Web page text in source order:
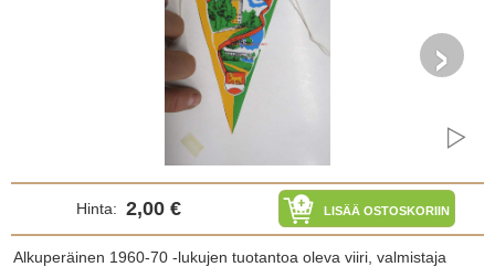
›
Hinta: 2,00 € LISÄÄ OSTOSKORIIN
Alkuperäinen 1960-70 -lukujen tuotantoa oleva viiri, valmistaja